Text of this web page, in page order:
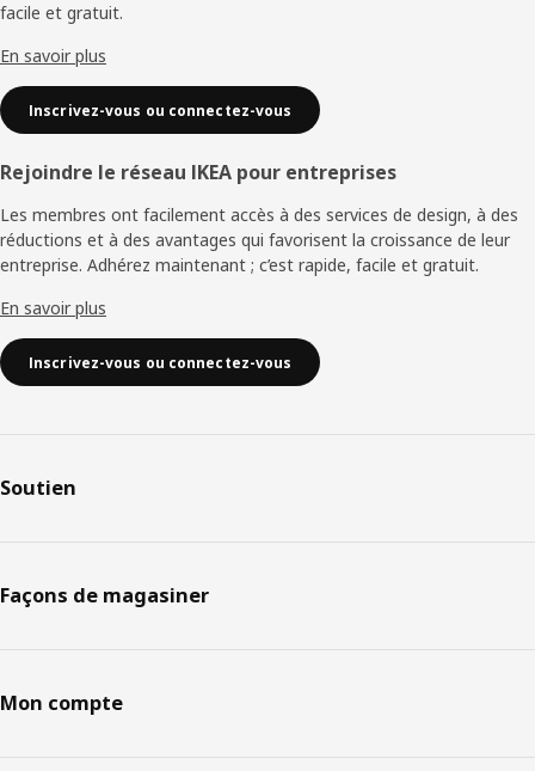
facile et gratuit.
En savoir plus
Inscrivez-vous ou connectez-vous
Rejoindre le réseau IKEA pour entreprises
Les membres ont facilement accès à des services de design, à des
réductions et à des avantages qui favorisent la croissance de leur
entreprise. Adhérez maintenant ; c’est rapide, facile et gratuit.
En savoir plus
Inscrivez-vous ou connectez-vous
Soutien
Façons de magasiner
Mon compte